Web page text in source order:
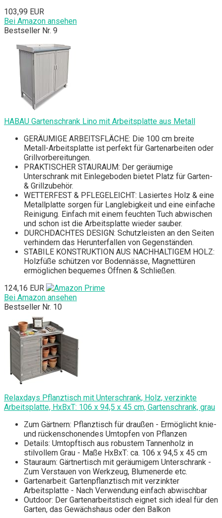
103,99 EUR
Bei Amazon ansehen
Bestseller Nr. 9
HABAU Gartenschrank Lino mit Arbeitsplatte aus Metall
GERÄUMIGE ARBEITSFLÄCHE: Die 100 cm breite
Metall-Arbeitsplatte ist perfekt für Gartenarbeiten oder
Grillvorbereitungen.
PRAKTISCHER STAURAUM: Der geräumige
Unterschrank mit Einlegeboden bietet Platz für Garten-
& Grillzubehör.
WETTERFEST & PFLEGELEICHT: Lasiertes Holz & eine
Metallplatte sorgen für Langlebigkeit und eine einfache
Reinigung. Einfach mit einem feuchten Tuch abwischen
und schon ist die Arbeitsplatte wieder sauber.
DURCHDACHTES DESIGN: Schutzleisten an den Seiten
verhindern das Herunterfallen von Gegenständen.
STABILE KONSTRUKTION AUS NACHHALTIGEM HOLZ:
Holzfüße schützen vor Bodennässe, Magnettüren
ermöglichen bequemes Öffnen & Schließen.
124,16 EUR
Bei Amazon ansehen
Bestseller Nr. 10
Relaxdays Pflanztisch mit Unterschrank, Holz, verzinkte
Arbeitsplatte, HxBxT: 106 x 94,5 x 45 cm, Gartenschrank, grau
Zum Gärtnern: Pflanztisch für draußen - Ermöglicht knie-
und rückenschonendes Umtopfen von Pflanzen
Details: Umtopftisch aus robustem Tannenholz in
stilvollem Grau - Maße HxBxT: ca. 106 x 94,5 x 45 cm
Stauraum: Gärtnertisch mit geräumigem Unterschrank -
Zum Verstauen von Werkzeug, Blumenerde etc.
Gartenarbeit: Gartenpflanztisch mit verzinkter
Arbeitsplatte - Nach Verwendung einfach abwischbar
Outdoor: Der Gartenarbeitstisch eignet sich ideal für den
Garten, das Gewächshaus oder den Balkon